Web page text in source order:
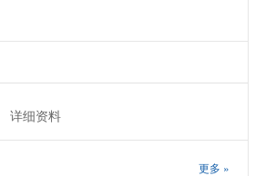
详细资料
更多 »